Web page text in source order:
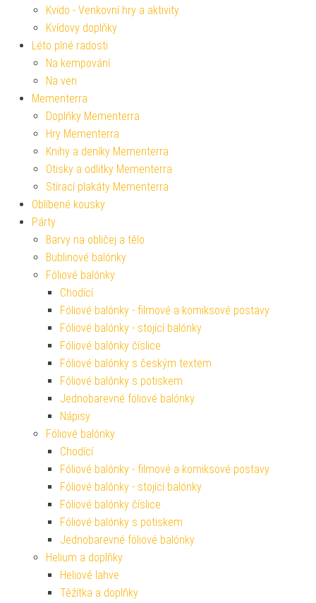
Kvído - Venkovní hry a aktivity
Kvídovy doplňky
Léto plné radosti
Na kempování
Na ven
Mementerra
Doplňky Mementerra
Hry Mementerra
Knihy a deníky Mementerra
Otisky a odlitky Mementerra
Stírací plakáty Mementerra
Oblíbené kousky
Párty
Barvy na obličej a tělo
Bublinové balónky
Fóliové balónky
Chodící
Fóliové balónky - filmové a komiksové postavy
Fóliové balónky - stojící balónky
Fóliové balónky číslice
Fóliové balónky s českým textem
Fóliové balónky s potiskem
Jednobarevné fóliové balónky
Nápisy
Fóliové balónky
Chodící
Fóliové balónky - filmové a komiksové postavy
Fóliové balónky - stojící balónky
Fóliové balónky číslice
Fóliové balónky s potiskem
Jednobarevné fóliové balónky
Helium a doplňky
Heliové lahve
Těžítka a doplňky